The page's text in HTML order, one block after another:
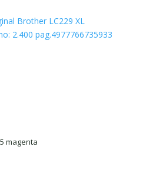
Brother LC229 XL
2.400 pag.4977766735933
magenta